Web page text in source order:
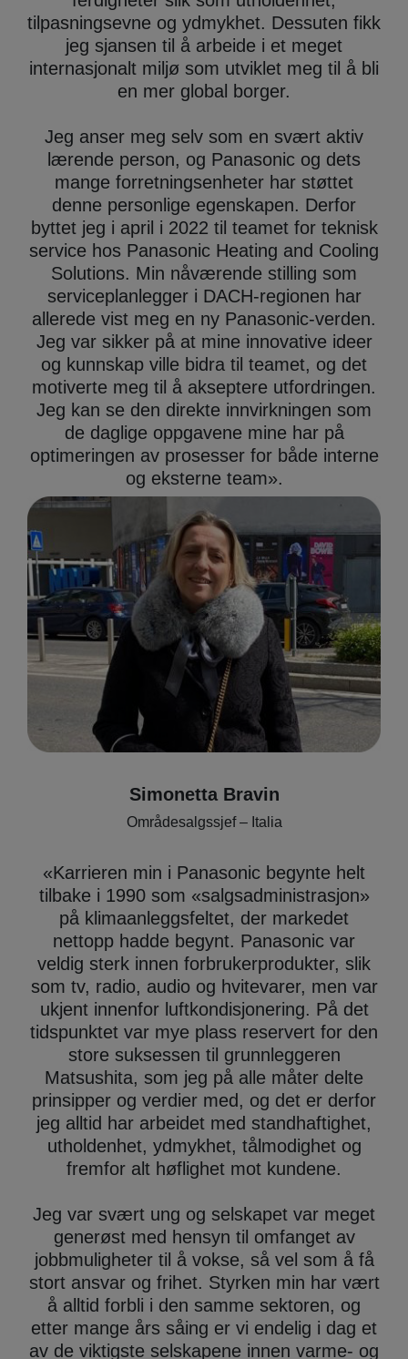
tilpasningsevne og ydmykhet. Dessuten fikk
jeg sjansen til å arbeide i et meget
internasjonalt miljø som utviklet meg til å bli
en mer global borger.
Jeg anser meg selv som en svært aktiv
lærende person, og Panasonic og dets
mange forretningsenheter har støttet
denne personlige egenskapen. Derfor
byttet jeg i april i 2022 til teamet for teknisk
service hos Panasonic Heating and Cooling
Solutions. Min nåværende stilling som
serviceplanlegger i DACH-regionen har
allerede vist meg en ny Panasonic-verden.
Jeg var sikker på at mine innovative ideer
og kunnskap ville bidra til teamet, og det
motiverte meg til å akseptere utfordringen.
Jeg kan se den direkte innvirkningen som
de daglige oppgavene mine har på
optimeringen av prosesser for både interne
og eksterne team».
Simonetta Bravin
Områdesalgssjef – Italia
«Karrieren min i Panasonic begynte helt
tilbake i 1990 som «salgsadministrasjon»
på klimaanleggsfeltet, der markedet
nettopp hadde begynt. Panasonic var
veldig sterk innen forbrukerprodukter, slik
som tv, radio, audio og hvitevarer, men var
ukjent innenfor luftkondisjonering. På det
tidspunktet var mye plass reservert for den
store suksessen til grunnleggeren
Matsushita, som jeg på alle måter delte
prinsipper og verdier med, og det er derfor
jeg alltid har arbeidet med standhaftighet,
utholdenhet, ydmykhet, tålmodighet og
fremfor alt høflighet mot kundene.
Jeg var svært ung og selskapet var meget
generøst med hensyn til omfanget av
jobbmuligheter til å vokse, så vel som å få
stort ansvar og frihet. Styrken min har vært
å alltid forbli i den samme sektoren, og
etter mange års såing er vi endelig i dag et
av de viktigste selskapene innen varme- og